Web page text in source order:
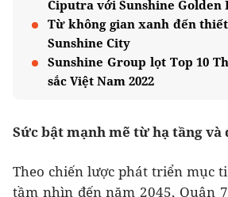
Ciputra với Sunshine Golden
Từ không gian xanh đến
Sunshine City
Sunshine Group lọt Top 10
sắc Việt Nam 2022
Sức bật mạnh mẽ từ hạ tầng và
Theo chiến lược phát triển mục
tầm nhìn đến năm 2045, Quận